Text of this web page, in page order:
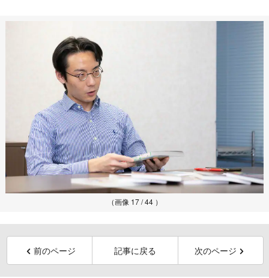
（画像 17 / 44 ）
前のページ 記事に戻る 次のページ